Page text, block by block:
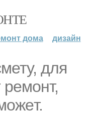
дома дизайн
для
peмонт,